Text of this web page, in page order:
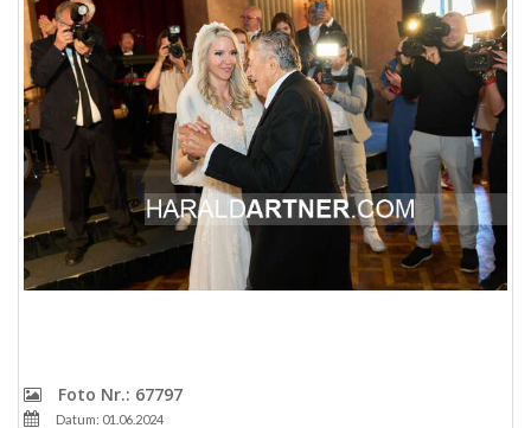
Foto Nr.: 67797
Datum: 01.06.2024